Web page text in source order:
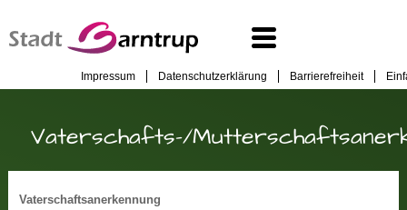
Impressum Datenschutzerklärung Barrierefreiheit
Vaterschafts-/
Vaterschaftsanerkennung